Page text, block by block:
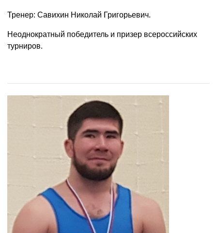
Тренер: Савихин Николай Григорьевич.
Неоднократный победитель и призер всероссийских
турниров.